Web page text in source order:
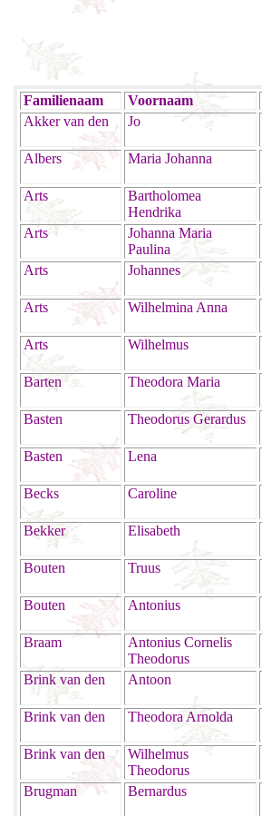
Familienaam Voornaam
Akker van den
Jo
Albers Maria Johanna
Arts
Bartholomea
Hendrika
Arts
Johanna Maria
Paulina
Arts
Johannes
Arts Wilhelmina Anna
Arts Wilhelmus
Barten Theodora Maria
Basten Theodorus Gerardus
Basten
Lena
Becks
Caroline
Bekker Elisabeth
Bouten Truus
Bouten
Antonius
Braam
Antonius Cornelis
Theodorus
Brink van den Antoon
Brink van den Theodora Arnolda
Brink van den
Wilhelmus
Theodorus
Brugman Bernardus